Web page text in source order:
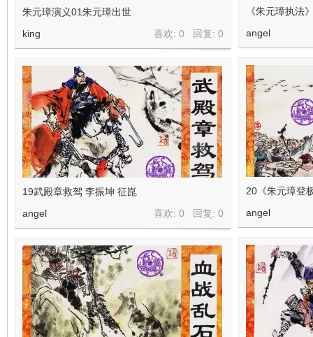
朱元璋演义01朱元璋出世
喜欢: 0 回复: 0
king
《朱元璋执法
angel
20《朱元璋登
angel
19武殿章救驾 李振坤 征崑
喜欢: 0 回复: 0
angel